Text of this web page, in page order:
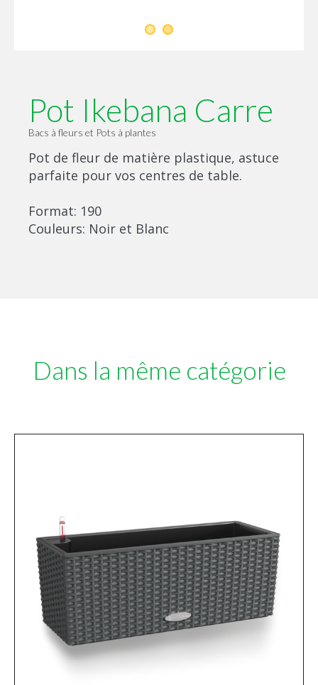
Pot Ikebana Carre
Bacs à fleurs et Pots à plantes
Pot de fleur de matière plastique, astuce
parfaite pour vos centres de table.
Format: 190
Couleurs: Noir et Blanc
Dans la même catégorie